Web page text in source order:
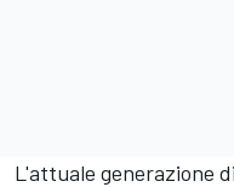
L'attuale generazione